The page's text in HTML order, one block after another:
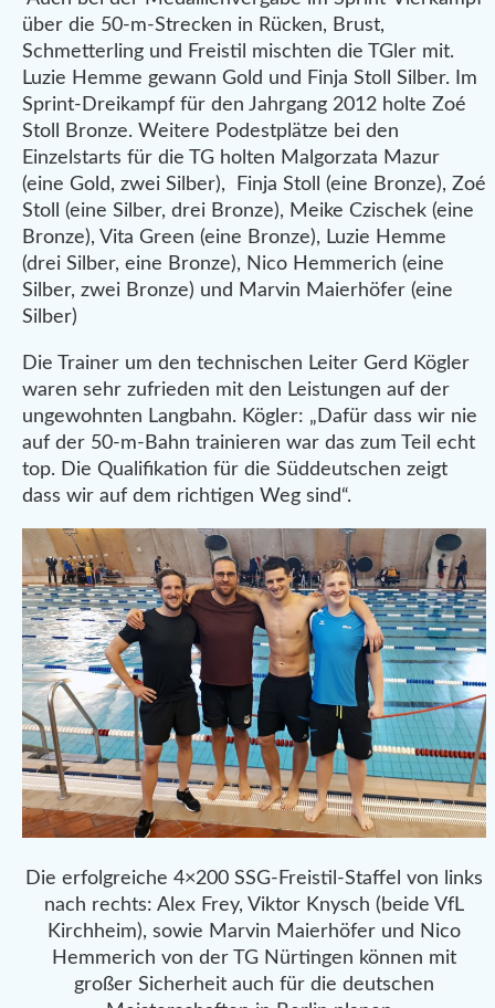
über die 50-m-Strecken in Rücken, Brust,
Schmetterling und Freistil mischten die TGler mit.
Luzie Hemme gewann Gold und Finja Stoll Silber. Im
Sprint-Dreikampf für den Jahrgang 2012 holte Zoé
Stoll Bronze. Weitere Podestplätze bei den
Einzelstarts für die TG holten Malgorzata Mazur
(eine Gold, zwei Silber), Finja Stoll (eine Bronze), Zoé
Stoll (eine Silber, drei Bronze), Meike Czischek (eine
Bronze), Vita Green (eine Bronze), Luzie Hemme
(drei Silber, eine Bronze), Nico Hemmerich (eine
Silber, zwei Bronze) und Marvin Maierhöfer (eine
Silber)
Die Trainer um den technischen Leiter Gerd Kögler
waren sehr zufrieden mit den Leistungen auf der
ungewohnten Langbahn. Kögler: „Dafür dass wir nie
auf der 50-m-Bahn trainieren war das zum Teil echt
top. Die Qualifikation für die Süddeutschen zeigt
dass wir auf dem richtigen Weg sind“.
Die erfolgreiche 4×200 SSG-Freistil-Staffel von links
nach rechts: Alex Frey, Viktor Knysch (beide VfL
Kirchheim), sowie Marvin Maierhöfer und Nico
Hemmerich von der TG Nürtingen können mit
großer Sicherheit auch für die deutschen